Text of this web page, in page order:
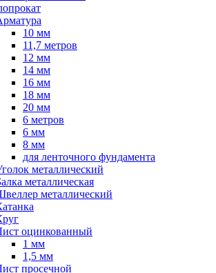
10 мм
11,7 метров
12 мм
14 мм
16 мм
18 мм
20 мм
6 метров
6 мм
8 мм
для ленточного фундамента
металлический
металлическая
металлический
оцинкованный
1 мм
1,5 мм
просечной